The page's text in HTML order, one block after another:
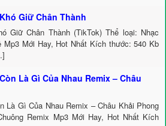
Giữ Chân Thành
Giữ Chân Thành (TikTok) Thể loại: Nhạc
Mp3 Mới Hay, Hot Nhất Kích thước: 540 Kb
Là Gì Của Nhau Remix – Châu
Là Gì Của Nhau Remix – Châu Khải Phong
Remix Mp3 Mới Hay, Hot Nhất Kích